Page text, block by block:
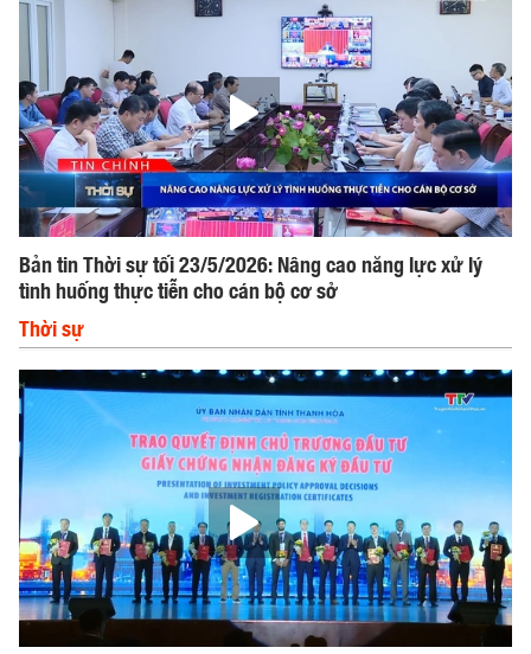
Bản tin Thời sự tối 23/5/2026: Nâng cao năng lực xử lý
tình huống thực tiễn cho cán bộ cơ sở
Thời sự